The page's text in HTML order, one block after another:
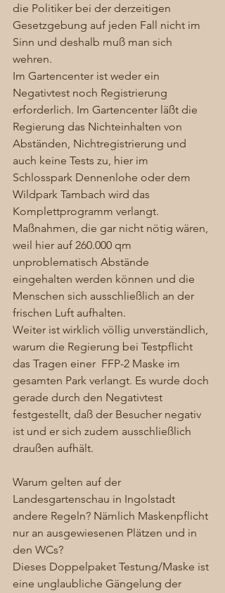
die Politiker bei der derzeitigen
Gesetzgebung auf jeden Fall nicht im
Sinn und deshalb muß man sich
wehren.
Im Gartencenter ist weder ein
Negativtest noch Registrierung
erforderlich. Im Gartencenter läßt die
Regierung das Nichteinhalten von
Abständen, Nichtregistrierung und
auch keine Tests zu, hier im
Schlosspark Dennenlohe oder dem
Wildpark Tambach wird das
Komplettprogramm verlangt.
Maßnahmen, die gar nicht nötig wären,
weil hier auf 260.000 qm
unproblematisch Abstände
eingehalten werden können und die
Menschen sich ausschließlich an der
frischen Luft aufhalten.
Weiter ist wirklich völlig unverständlich,
warum die Regierung bei Testpflicht
das Tragen einer  FFP-2 Maske im
gesamten Park verlangt. Es wurde doch
gerade durch den Negativtest
festgestellt, daß der Besucher negativ
ist und er sich zudem ausschließlich
draußen aufhält.
Warum gelten auf der
Landesgartenschau in Ingolstadt
andere Regeln? Nämlich Maskenpflicht
nur an ausgewiesenen Plätzen und in
den WCs?
Dieses Doppelpaket Testung/Maske ist
eine unglaubliche Gängelung der